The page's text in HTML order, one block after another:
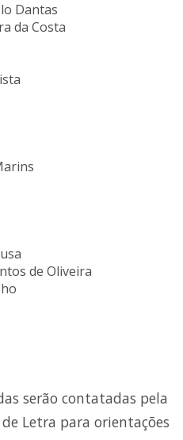
Dantas
da Costa
de Oliveira
serão contatadas pela
Letra para orientações